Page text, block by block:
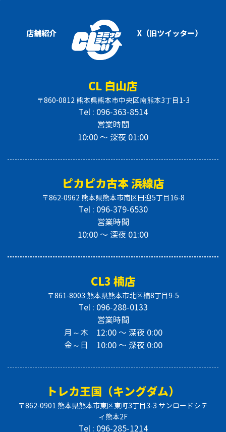
店舗紹介 X（旧ツイッター）
CL 白山店
〒860-0812 熊本県熊本市中央区南熊本3丁目1-3
Tel : 096-363-8514
営業時間
10:00 〜 深夜 01:00
ピカピカ古本 浜線店
〒862-0962 熊本県熊本市南区田迎5丁目16-8
Tel : 096-379-6530
営業時間
10:00 〜 深夜 01:00
CL3 楠店
〒861-8003 熊本県熊本市北区楠8丁目9-5
Tel : 096-288-0133
営業時間
月～木 12:00 〜 深夜 0:00
金～日 10:00 〜 深夜 0:00
トレカ王国（キングダム）
〒862-0901 熊本県熊本市東区東町3丁目3-3 サンロードシテ
ィ熊本2F
Tel : 096-285-1214